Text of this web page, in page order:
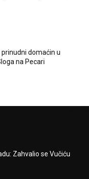
domaćin u
na Pecari
Zahvalio se Vučiću